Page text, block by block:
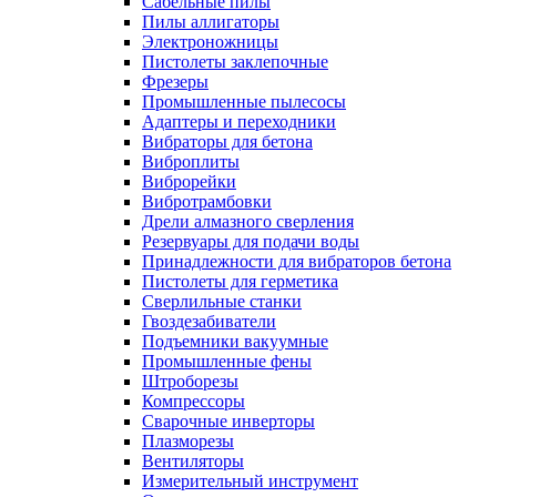
Пилы аллигаторы
Электроножницы
Пистолеты заклепочные
Фрезеры
Промышленные пылесосы
Адаптеры и переходники
Вибраторы для бетона
Виброплиты
Виброрейки
Вибротрамбовки
Дрели алмазного сверления
Резервуары для подачи воды
Принадлежности для вибраторов бетона
Пистолеты для герметика
Сверлильные станки
Гвоздезабиватели
Подъемники вакуумные
Промышленные фены
Штроборезы
Компрессоры
Сварочные инверторы
Плазморезы
Вентиляторы
Измерительный инструмент